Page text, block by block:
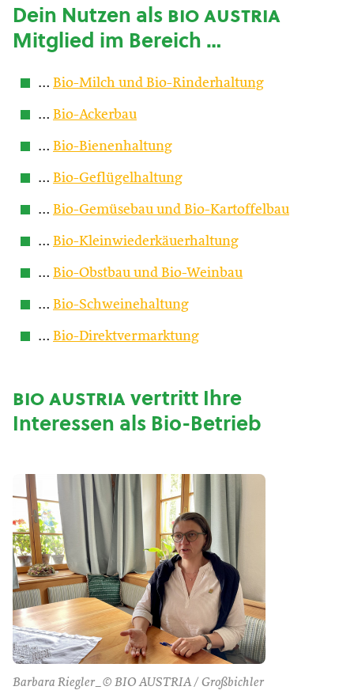
Dein Nutzen alsbio austria
Mitglied im Bereich …
… Bio-Milch und Bio-Rinderhaltung
… Bio-Ackerbau
… Bio-Bienenhaltung
… Bio-Geflügelhaltung
… Bio-Gemüsebau und Bio-Kartoffelbau
… Bio-Kleinwiederkäuerhaltung
… Bio-Obstbau und Bio-Weinbau
… Bio-Schweinehaltung
… Bio-Direktvermarktung
bio austriavertritt Ihre
Interessen als Bio-Betrieb
Barbara Riegler_© BIO AUSTRIA / Großbichler